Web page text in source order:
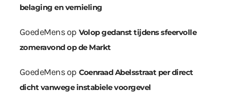
belaging en vernieling
GoedeMensop Volop gedanst tijdens sfeervolle
zomeravond op de Markt
GoedeMensop Coenraad Abelsstraat per direct
dicht vanwege instabiele voorgevel